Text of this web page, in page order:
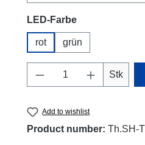
Select
LED-Farbe
rot grün
Product Stk
Add to wishlist
Product number: Th.SH-